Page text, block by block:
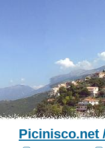
Picinisco.net